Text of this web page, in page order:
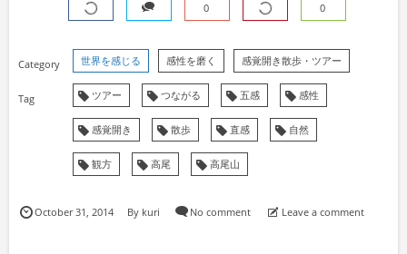
0 0
世界を感じる 感性を磨く 感覚開き散歩・ツアー
ツアー つながる 五感 感性
感覚開き 散歩 直感 自然
観方 高尾 高尾山
October 31,2014 By kuri No comment Leave a comment